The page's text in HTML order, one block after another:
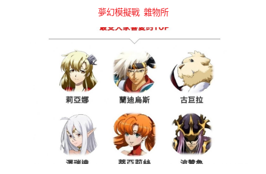
夢幻模擬戰, 雜物所